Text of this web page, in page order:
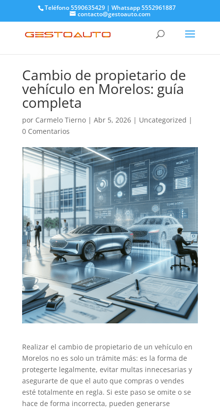
Teléfono 5590635429 | Whatsapp 5552961887
contacto@gestoauto.com
Cambio de propietario de
vehículo en Morelos: guía
completa
por Carmelo Tierno| Abr 5, 2026| Uncategorized |
0 Comentarios
Realizar el cambio de propietario de un vehículo en
Morelos no es solo un trámite más: es la forma de
protegerte legalmente, evitar multas innecesarias y
asegurarte de que el auto que compras o vendes
esté totalmente en regla. Si este paso se omite o se
hace de forma incorrecta, pueden generarse